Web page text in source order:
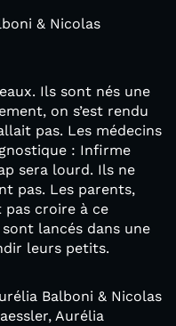
& Nicolas
Ils sont nés une
on s’est rendu
pas. Les médecins
: Infirme
sera lourd. Ils ne
pas. Les parents,
pas croire à ce
lancés dans une
leurs petits.
Balboni & Nicolas
Aurélia